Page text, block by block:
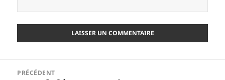
PRÉCÉDENT